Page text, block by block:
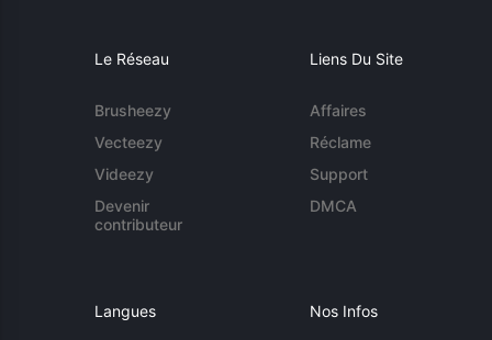
Le Réseau
Brusheezy
Vecteezy
Videezy
Devenir
contributeur
Liens Du Site
Affaires
Réclame
Support
DMCA
Langues Nos Infos